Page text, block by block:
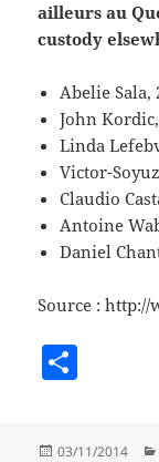
ailleurs au
custody
Abelie Sala,
John
Linda
Victor-
Claudio
Antoine
Daniel
Source :
Posted
03/11/2014